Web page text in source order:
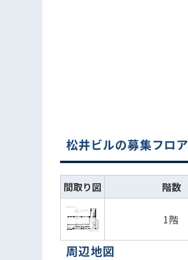
松井ビルの募集フロア
間取り図 階数
1階
周辺地図